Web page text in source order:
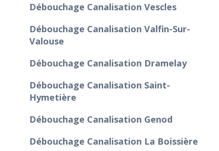
Débouchage Canalisation Vescles
Débouchage Canalisation Valfin-Sur-
Valouse
Débouchage Canalisation Dramelay
Débouchage Canalisation Saint-
Hymetière
Débouchage Canalisation Genod
Débouchage Canalisation La Boissière